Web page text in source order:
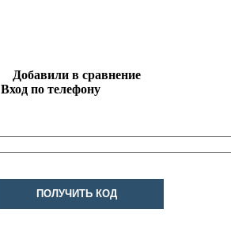
Добавили в сравнение
Вход по телефону
ПОЛУЧИТЬ КОД